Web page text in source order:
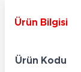
Ürün Bilgisi
Ürün Kodu